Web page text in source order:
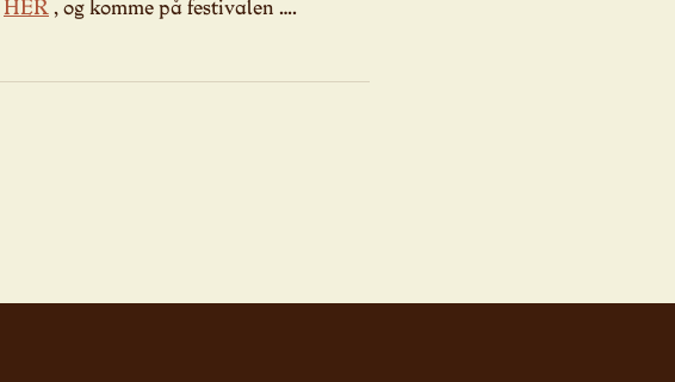
HER , og komme på festivalen ….